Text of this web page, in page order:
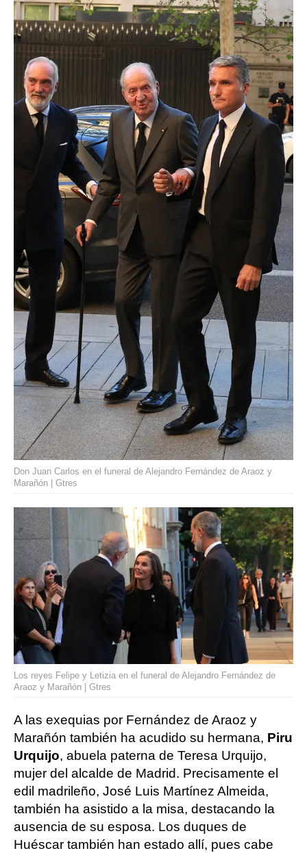
Don Juan Carlos en el funeral de Alejandro Fernández de Araoz y
Marañón | Gtres
Los reyes Felipe y Letizia en el funeral de Alejandro Fernández de
Araoz y Marañón | Gtres
A las exequias por Fernández de Araoz y
Marañón también ha acudido su hermana, Piru
Urquijo, abuela paterna de Teresa Urquijo,
mujer del alcalde de Madrid. Precisamente el
edil madrileño, José Luis Martínez Almeida,
también ha asistido a la misa, destacando la
ausencia de su esposa. Los duques de
Huéscar también han estado allí, pues cabe